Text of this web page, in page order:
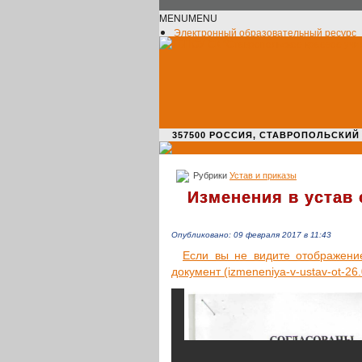
MENUMENU
Электронный образовательный ресурс
357500 РОССИЯ, СТАВРОПОЛЬСКИЙ
Рубрики Устав и приказы
Изменения в устав
Опубликовано: 09 февраля 2017 в 11:43
Если вы не видите
доку­мент (izmeneniya-v-ustav-ot-